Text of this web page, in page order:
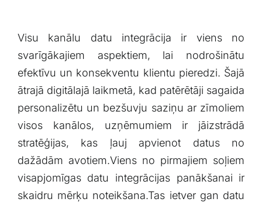
Visu kanālu⁣ datu integrācija ir ⁣viens no
‍svarīgākajiem aspektiem,‌ lai nodrošinātu
⁢efektīvu un konsekventu klientu pieredzi. Šajā
ātrajā digitālajā ⁤laikmetā, kad patērētāji ⁢sagaida​
personalizētu ⁤un bezšuvju saziņu‍ ar zīmoliem
‍visos kanālos, uzņēmumiem ‌ir jāizstrādā​
stratēģijas, kas​ ļauj apvienot datus ⁣no
dažādām avotiem.Viens no pirmajiem soļiem
⁣visapjomīgas datu integrācijas ⁢panākšanai⁤ ir
skaidru mērķu noteikšana.Tas‍ ietver gan⁤ datu